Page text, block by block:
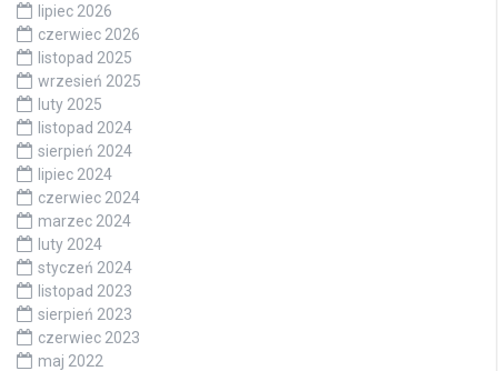
lipiec 2026
czerwiec 2026
listopad 2025
wrzesień 2025
luty 2025
listopad 2024
sierpień 2024
lipiec 2024
czerwiec 2024
marzec 2024
luty 2024
styczeń 2024
listopad 2023
sierpień 2023
czerwiec 2023
maj 2022